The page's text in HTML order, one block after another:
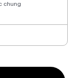
chung